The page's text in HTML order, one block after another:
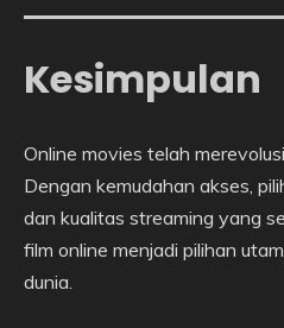
Kesimpulan
Online movies telah
Dengan kemudahan akses,
dan kualitas streaming yang
film online menjadi pilihan
dunia.